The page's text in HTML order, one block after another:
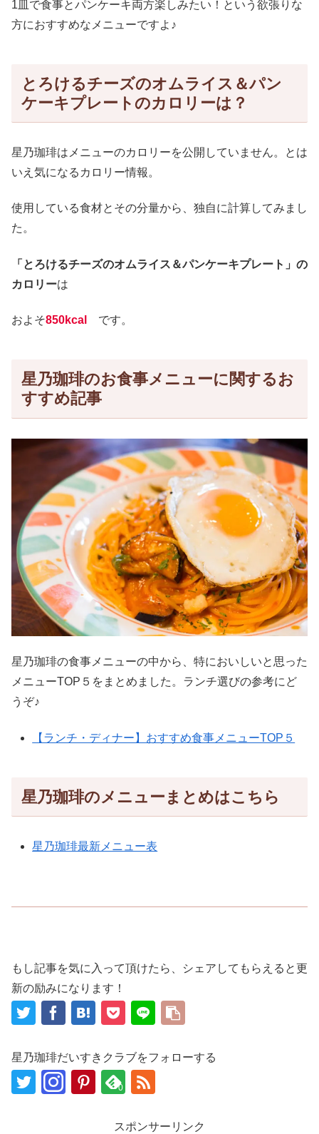
1皿で食事とパンケーキ両方楽しみたい！という欲張りな
方におすすめなメニューですよ♪
とろけるチーズのオムライス＆パン
ケーキプレートのカロリーは？
星乃珈琲はメニューのカロリーを公開していません。とは
いえ気になるカロリー情報。
使用している食材とその分量から、独自に計算してみまし
た。
「とろけるチーズのオムライス＆パンケーキプレート」の
カロリーは
およそ850kcal です。
星乃珈琲のお食事メニューに関するお
すすめ記事
星乃珈琲の食事メニューの中から、特においしいと思った
メニューTOP５をまとめました。ランチ選びの参考にど
うぞ♪
【ランチ・ディナー】おすすめ食事メニューTOP５
星乃珈琲のメニューまとめはこちら
星乃珈琲最新メニュー表
もし記事を気に入って頂けたら、シェアしてもらえると更
新の励みになります！
星乃珈琲だいすきクラブをフォローする
0
スポンサーリンク